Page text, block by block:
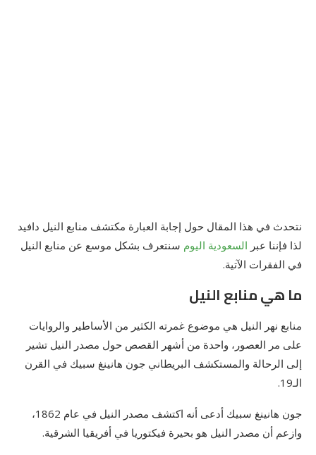
نتحدث في هذا المقال حول إجابة العبارة مكتشف منابع النيل دافيد
لذا فإننا عبر السعودية اليوم سنتعرف بشكل موسع عن منابع النيل
في الفقرات الآتية.
ما هي منابع النيل
منابع نهر النيل هي موضوع غمرته الكثير من الأساطير والروايات
على مر العصور، واحدة من أشهر القصص حول مصدر النيل تشير
إلى الرحالة والمستكشف البريطاني جون هانينغ سبيك في القرن
الـ19.
جون هانينغ سبيك أدعى أنه اكتشف مصدر النيل في عام 1862،
وازعم أن مصدر النيل هو بحيرة فيكتوريا في أفريقيا الشرقية.